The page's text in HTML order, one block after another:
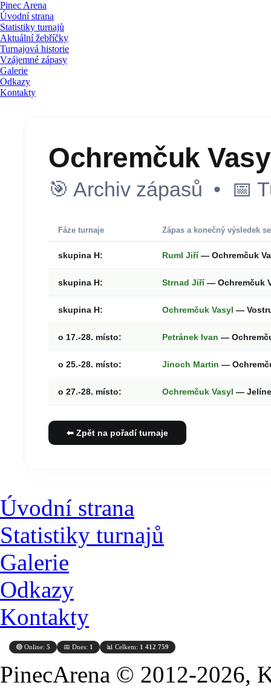
Pinec Arena
Úvodní strana
Statistiky turnajů
Aktuální žebříčky
Turnajová historie
Vzájemné zápasy
Galerie
Odkazy
Kontakty
Ochremčuk
🎯 Archiv zápasů • 📅
Fáze turnaje Zápas a konečný výsledek
skupina H: Ruml Jiří— Ochremčuk
skupina H: Strnad Jiří— Ochremčuk
skupina H: Ochremčuk Vasyl —
o 17.-28. místo: Petránek Ivan —
o 25.-28. místo: Jinoch Martin —
o 27.-28. místo: Ochremčuk Vasyl —
⬅ Zpět na pořadí turnaje
Úvodní strana
Statistiky turnajů
Galerie
Odkazy
Kontakty
🟢 Online: 5 📅 Dnes: 1 📊 Celkem: 1 412 759
PinecArena © 2012-2026,